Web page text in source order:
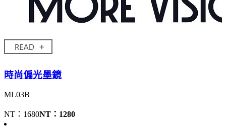
時尚偏光墨鏡
ML03B
NT：1680NT：1280